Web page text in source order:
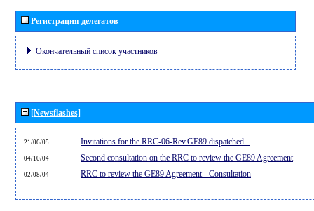
Регистрация делегатов
Окончательный список участников
[Newsflashes]
21/06/05 Invitations for the RRC-06-Rev.GE89 dispatched...
04/10/04 Second consultation on the RRC to review the GE89 Agreement
02/08/04 RRC to review the GE89 Agreement - Consultation